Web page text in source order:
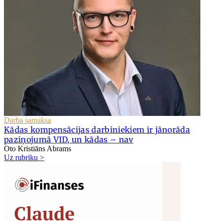
Darba samaksa
Kādas kompensācijas darbiniekiem ir jānorāda
paziņojumā VID, un kādas – nav
Oto Kristiāns Abrams
Uz rubriku >